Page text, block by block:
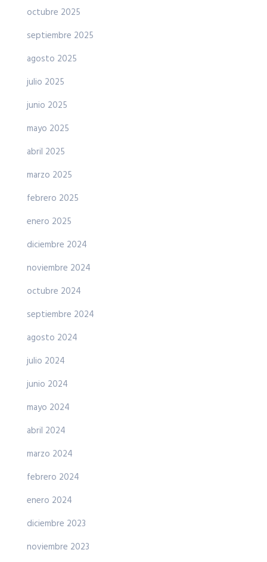
octubre 2025
septiembre 2025
agosto 2025
julio 2025
junio 2025
mayo 2025
abril 2025
marzo 2025
febrero 2025
enero 2025
diciembre 2024
noviembre 2024
octubre 2024
septiembre 2024
agosto 2024
julio 2024
junio 2024
mayo 2024
abril 2024
marzo 2024
febrero 2024
enero 2024
diciembre 2023
noviembre 2023